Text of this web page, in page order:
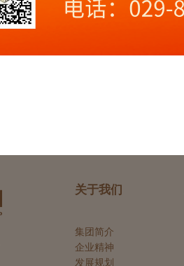
关于我们
集团简介
企业精神
发展规划